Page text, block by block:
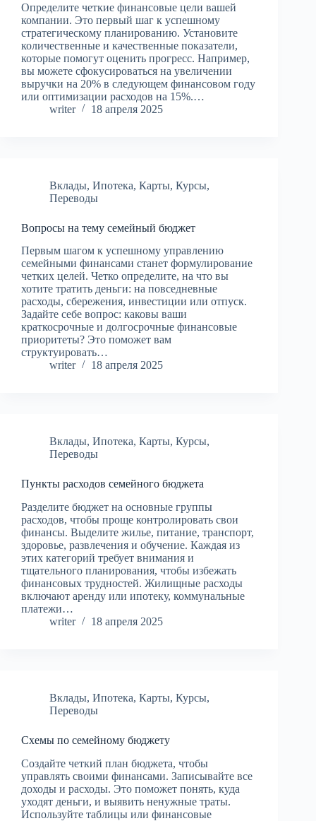
Определите четкие финансовые цели вашей
компании. Это первый шаг к успешному
стратегическому планированию. Установите
количественные и качественные показатели,
которые помогут оценить прогресс. Например,
вы можете сфокусироваться на увеличении
выручки на 20% в следующем финансовом году
или оптимизации расходов на 15%.…
writer
18 апреля 2025
Вклады, Ипотека, Карты, Курсы,
Переводы
Вопросы на тему семейный бюджет
Первым шагом к успешному управлению
семейными финансами станет формулирование
четких целей. Четко определите, на что вы
хотите тратить деньги: на повседневные
расходы, сбережения, инвестиции или отпуск.
Задайте себе вопрос: каковы ваши
краткосрочные и долгосрочные финансовые
приоритеты? Это поможет вам
структуировать…
writer
18 апреля 2025
Вклады, Ипотека, Карты, Курсы,
Переводы
Пункты расходов семейного бюджета
Разделите бюджет на основные группы
расходов, чтобы проще контролировать свои
финансы. Выделите жилье, питание, транспорт,
здоровье, развлечения и обучение. Каждая из
этих категорий требует внимания и
тщательного планирования, чтобы избежать
финансовых трудностей. Жилищные расходы
включают аренду или ипотеку, коммунальные
платежи…
writer
18 апреля 2025
Вклады, Ипотека, Карты, Курсы,
Переводы
Схемы по семейному бюджету
Создайте четкий план бюджета, чтобы
управлять своими финансами. Записывайте все
доходы и расходы. Это поможет понять, куда
уходят деньги, и выявить ненужные траты.
Используйте таблицы или финансовые